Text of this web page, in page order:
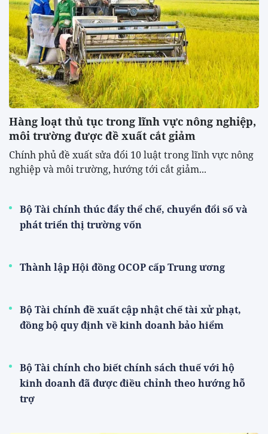
Hàng loạt thủ tục trong lĩnh vực nông nghiệp,
môi trường được đề xuất cắt giảm
Chính phủ đề xuất sửa đổi 10 luật trong lĩnh vực nông
nghiệp và môi trường, hướng tới cắt giảm...
Bộ Tài chính thúc đẩy thể chế, chuyển đổi số và
phát triển thị trường vốn
Thành lập Hội đồng OCOP cấp Trung ương
Bộ Tài chính đề xuất cập nhật chế tài xử phạt,
đồng bộ quy định về kinh doanh bảo hiểm
Bộ Tài chính cho biết chính sách thuế với hộ
kinh doanh đã được điều chỉnh theo hướng hỗ
trợ